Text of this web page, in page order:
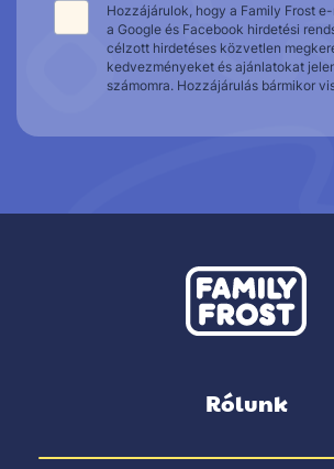
Hozzájárulok, hogy a Family Frost
a Google és Facebook hirdetési
célzott hirdetéses közvetlen
kedvezményeket és ajánlatokat
számomra. Hozzájárulás bármikor
Rólunk